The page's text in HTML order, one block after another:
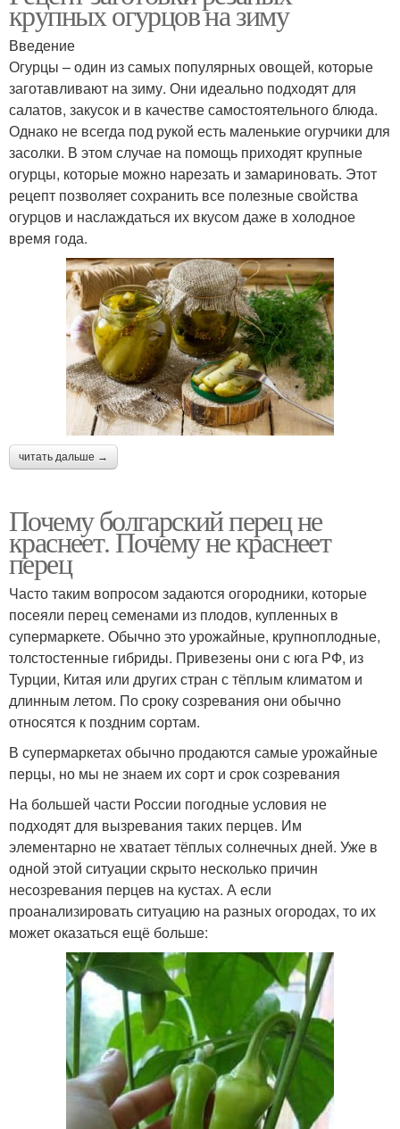
крупных огурцов на зиму
Введение
Огурцы – один из самых популярных овощей, которые
заготавливают на зиму. Они идеально подходят для
салатов, закусок и в качестве самостоятельного блюда.
Однако не всегда под рукой есть маленькие огурчики для
засолки. В этом случае на помощь приходят крупные
огурцы, которые можно нарезать и замариновать. Этот
рецепт позволяет сохранить все полезные свойства
огурцов и наслаждаться их вкусом даже в холодное
время года.
читать дальше →
Почему болгарский перец не
краснеет. Почему не краснеет
перец
Часто таким вопросом задаются огородники, которые
посеяли перец семенами из плодов, купленных в
супермаркете. Обычно это урожайные, крупноплодные,
толстостенные гибриды. Привезены они с юга РФ, из
Турции, Китая или других стран с тёплым климатом и
длинным летом. По сроку созревания они обычно
относятся к поздним сортам.
В супермаркетах обычно продаются самые урожайные
перцы, но мы не знаем их сорт и срок созревания
На большей части России погодные условия не
подходят для вызревания таких перцев. Им
элементарно не хватает тёплых солнечных дней. Уже в
одной этой ситуации скрыто несколько причин
несозревания перцев на кустах. А если
проанализировать ситуацию на разных огородах, то их
может оказаться ещё больше: